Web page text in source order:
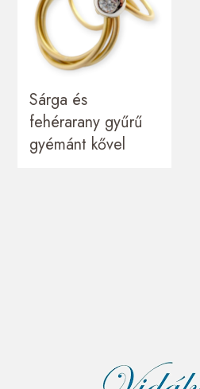
Sárga és
fehérarany gyűrű
gyémánt kővel